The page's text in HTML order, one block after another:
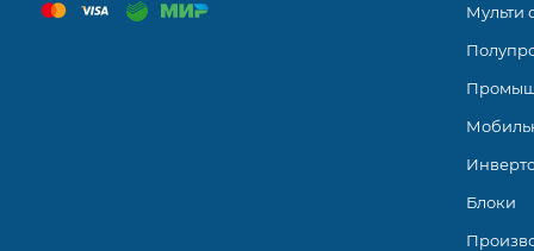
Мульти
Блоки